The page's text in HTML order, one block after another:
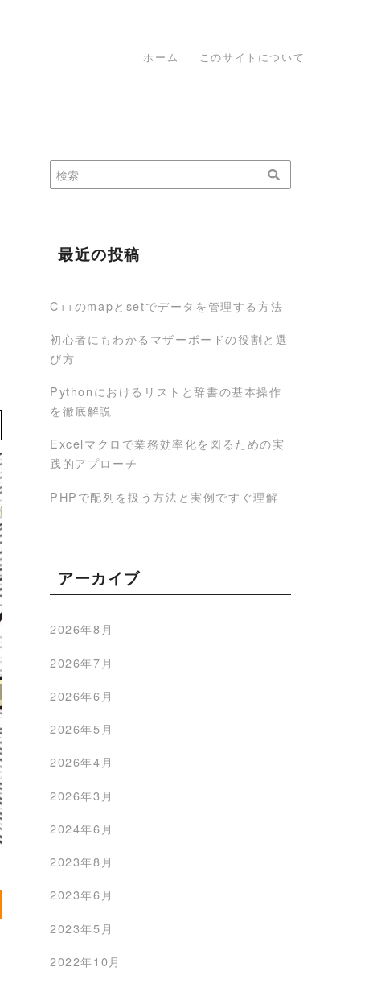
ホーム このサイトについて
最近の投稿
C++のmapとsetでデータを管理する方法
初心者にもわかるマザーボードの役割と選
び方
Pythonにおけるリストと辞書の基本操作
を徹底解説
Excelマクロで業務効率化を図るための実
践的アプローチ
PHPで配列を扱う方法と実例ですぐ理解
アーカイブ
2026年8月
2026年7月
2026年6月
2026年5月
2026年4月
2026年3月
2024年6月
2023年8月
2023年6月
2023年5月
2022年10月